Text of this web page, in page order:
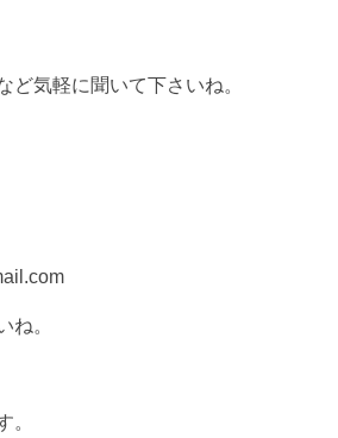
ど気軽に聞いて下さいね。
ね。
。